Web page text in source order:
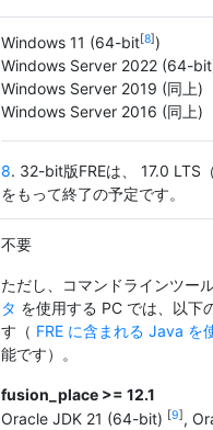
Windows 11 (64-bit[8])
Windows Server 2022 (64-
Windows Server 2019 (同上)
Windows Server 2016 (同上)
8. 32-bit版FREは、 17.0 LTS
をもって終了の予定です。
不要
ただし、コマンドラインツー
タ を使用する PC では、以下
す（ FRE に含まれる Java を
能です）。
fusion_place >= 12.1
Oracle JDK 21 (64-bit) [9] ,